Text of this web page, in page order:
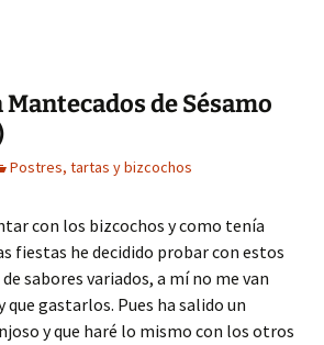
de Sésamo
Postres, tartas y bizcochos
con los bizcochos y como tenía
fiestas he decidido probar con estos
sabores variados, a mí no me van
que gastarlos. Pues ha salido un
y que haré lo mismo con los otros